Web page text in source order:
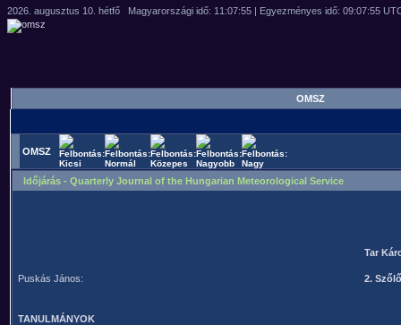
OMSZ
OMSZ
Időjárás - Quarterly Journal of the Hungarian Meteorological Service
Tar
Puskás János: 2.
TANULMÁNYOK